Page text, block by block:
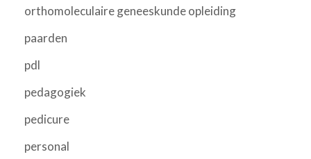
orthomoleculaire geneeskunde opleiding
paarden
pdl
pedagogiek
pedicure
personal